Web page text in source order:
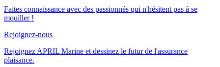
Faites connaissance avec des passionnés qui n'hésitent pas à se
mouiller !
Rejoignez-nous
Rejoignez APRIL Marine et dessinez le futur de l'assurance
plaisance.